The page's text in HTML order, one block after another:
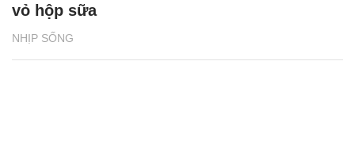
NHỊP SỐNG
vỏ hộp sữa